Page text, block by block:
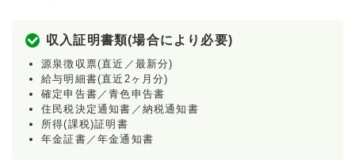
収入証明書類(場合により必要)
源泉徴収票(直近／最新分)
給与明細書(直近2ヶ月分)
確定申告書／青色申告書
住民税決定通知書／納税通知書
所得(課税)証明書
年金証書／年金通知書